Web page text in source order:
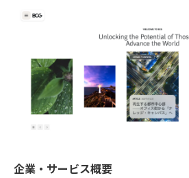
企業・サービス概要